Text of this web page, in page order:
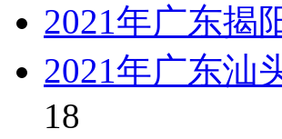
2021年广东揭
2021年广东汕
18